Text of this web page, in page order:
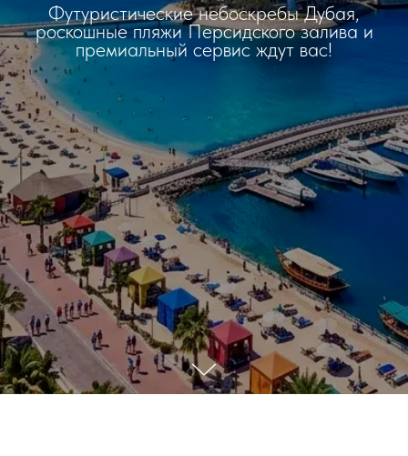
Футуристические небоскребы Дубая,
роскошные пляжи Персидского залива и
премиальный сервис ждут вас!
ГОРЯЩИЕ ТУРЫ И
ГОРЯЩИЕ ПУТЕВКИ
ПО ВСЕМ
ТУРОПЕРАТОРАМ